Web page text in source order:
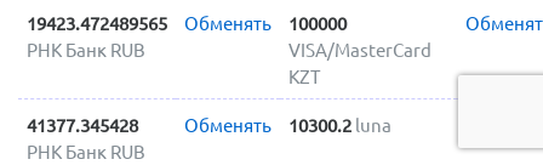
19423.472489565
РНК Банк RUB
Обменять
100000
VISA/MasterCard
KZT
41377.345428
РНК Банк RUB
Обменять 10300.2 luna